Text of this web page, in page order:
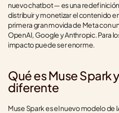
nuevo chatbot — es una
distribuir y monetizar el contenido
primera gran movida de Meta con
OpenAI, Google y Anthropic. Para
impacto puede ser enorme.
Qué es Muse Spark
diferente
Muse Spark es el nuevo modelo de